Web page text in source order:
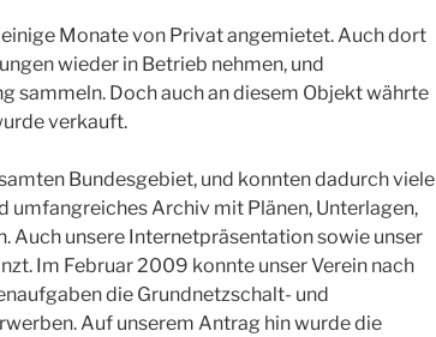
Monate von Privat angemietet. Auch dort
wieder in Betrieb nehmen, und
sammeln. Doch auch an diesem Objekt währte
verkauft.
Bundesgebiet, und konnten dadurch viele
umfangreiches Archiv mit Plänen, Unterlagen,
Auch unsere Internetpräsentation sowie unser
Im Februar 2009 konnte unser Verein nach
die Grundnetzschalt- und
Auf unserem Antrag hin wurde die